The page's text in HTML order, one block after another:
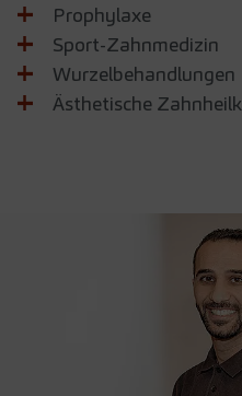
Prophylaxe
Sport-Zahnmedizin
Wurzelbehandlungen
Ästhetische